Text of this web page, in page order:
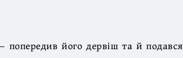
його дервіш та й подався